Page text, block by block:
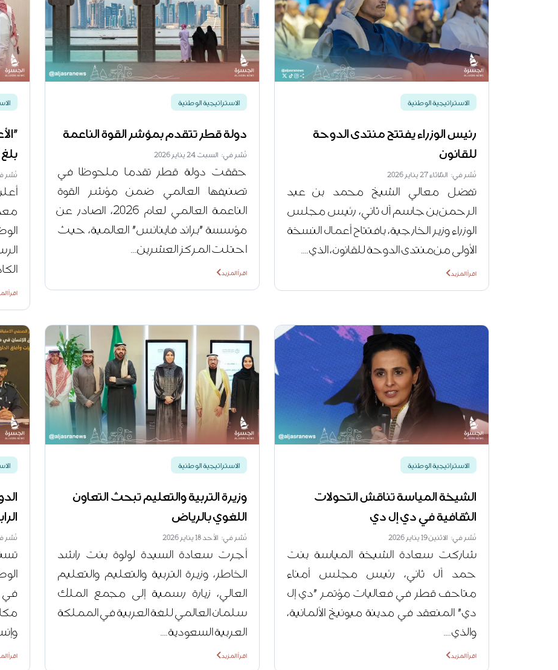
الاستراتيجية الوطنية
رئيس الوزراء يفتتح منتدى الدوحة
للقانون
نُشر في: الثلاثاء 27 يناير 2026
تفضل معالي الشيخ محمد بن عبد
الرحمن بن جاسم آل ثاني، رئيس مجلس
الوزراء وزير الخارجية، بافتتاح أعمال النسخة
الأولى من منتدى الدوحة للقانون، الذي....
اقرأ المزيد
الاستراتيجية الوطنية
دولة قطر تتقدم بمؤشر القوة الناعمة
نُشر في: السبت 24 يناير 2026
حققت دولة قطر تقدما ملحوظا في
تصنيفها العالمي ضمن مؤشر القوة
الناعمة العالمي لعام 2026، الصادر عن
مؤسسة "براند فاينانس" العالمية، حيث
احتلت المركز العشرين....
اقرأ المزيد
بلغ 75%
نُشر في:
اقرأ
الاستراتيجية الوطنية
الشيخة المياسة تناقش التحولات
الثقافية في دي إل دي
نُشر في: الاثنين 19 يناير 2026
شاركت سعادة الشيخة المياسة بنت
حمد آل ثاني، رئيس مجلس أمناء
متاحف قطر في فعاليات مؤتمر "دي إل
دي" المنعقد في مدينة ميونيخ الألمانية،
والذي....
اقرأ المزيد
الاستراتيجية الوطنية
وزيرة التربية والتعليم تبحث التعاون
اللغوي بالرياض
نُشر في: الأحد 18 يناير 2026
أجرت سعادة السيدة لولوة بنت راشد
الخاطر، وزيرة التربية والتعليم والتعليم
العالي، زيارة رسمية إلى مجمع الملك
سلمان العالمي للغة العربية في المملكة
العربية السعودية....
اقرأ المزيد
نُشر في:
في
اقرأ